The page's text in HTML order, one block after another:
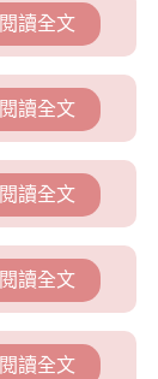
閱讀全文
閱讀全文
閱讀全文
閱讀全文
閱讀全文